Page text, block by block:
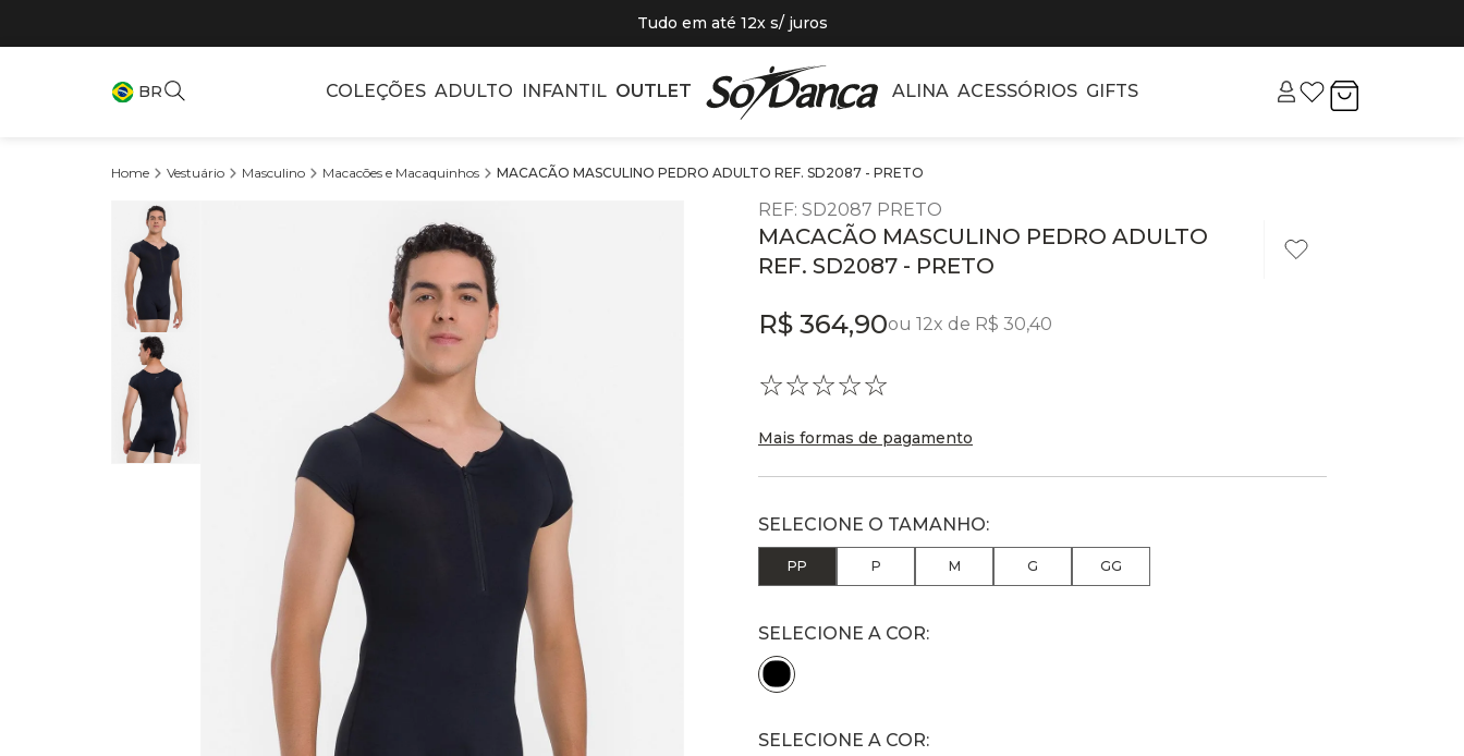
Tudo em até 12x s/ juros
BR COLEÇÕES ADULTO INFANTIL OUTLET ALINA ACESSÓRIOS GIFTS
Vestuário Masculino Macacões e Macaquinhos MACACÃO MASCULINO PEDRO ADULTO REF. SD2087 - PRETO
REF: SD2087 PRETO
MACACÃO MASCULINO PEDRO ADULTO
REF. SD2087 - PRETO
R$ 364,90ou 12x de R$ 30,40
☆☆☆☆☆
Mais formas de pagamento
PP P M G GG
SELECIONE A COR: